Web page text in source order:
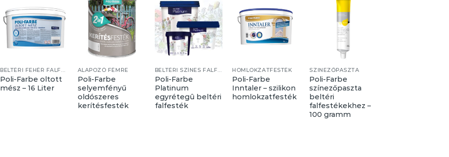
BELTÉRI FEHÉR FALFESTÉKEK
Poli-Farbe oltott
mész – 16 Liter
ALAPOZÓ FÉMRE
Poli-Farbe
selyemfényű
oldószeres
kerítésfesték
BELTÉRI SZÍNES FALFESTÉKEK
Poli-Farbe
Platinum
egyrétegû beltéri
falfesték
HOMLOKZATFESTÉK
Poli-Farbe
Inntaler – szilikon
homlokzatfesték
SZINEZŐPASZTA
Poli-Farbe
színezőpaszta
beltéri
falfestékekhez –
100 gramm